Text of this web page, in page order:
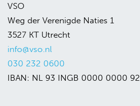
VSO
Weg der Verenigde Naties 1
3527 KT Utrecht
info@vso.nl
030 232 0600
IBAN: NL 93 INGB 0000 0000 92